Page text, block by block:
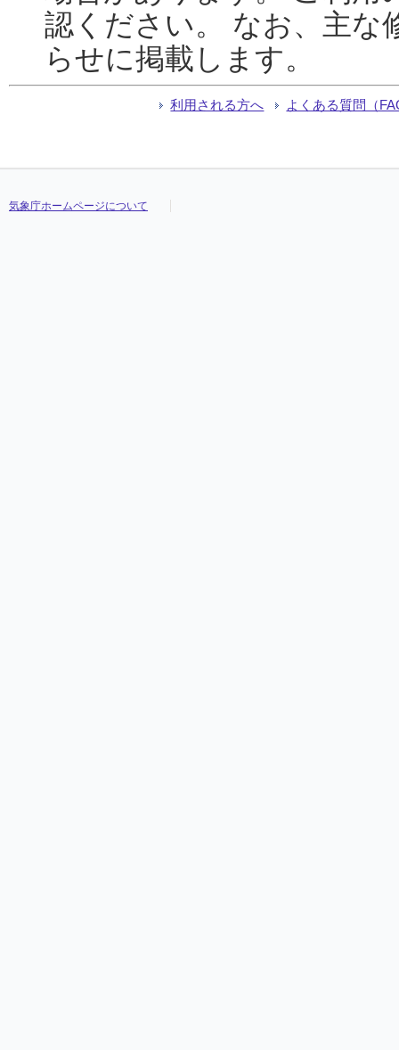
認ください。 なお、主な
らせに掲載します。
利用される方へ よくある質問（
気象庁ホームページについて